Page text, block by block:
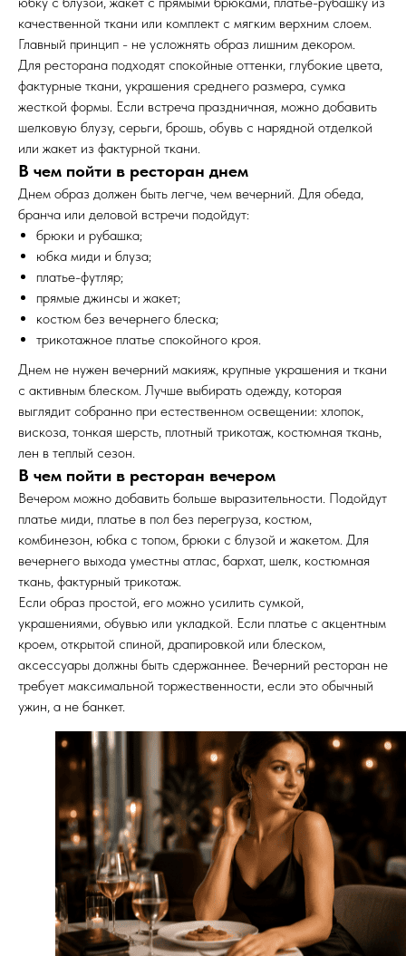
качественной ткани или комплект с мягким верхним слоем.
Главный принцип - не усложнять образ лишним декором.
Для ресторана подходят спокойные оттенки, глубокие цвета,
фактурные ткани, украшения среднего размера, сумка
жесткой формы. Если встреча праздничная, можно добавить
шелковую блузу, серьги, брошь, обувь с нарядной отделкой
или жакет из фактурной ткани.
В чем пойти в ресторан днем
Днем образ должен быть легче, чем вечерний. Для обеда,
бранча или деловой встречи подойдут:
брюки и рубашка;
юбка миди и блуза;
платье-футляр;
прямые джинсы и жакет;
костюм без вечернего блеска;
трикотажное платье спокойного кроя.
Днем не нужен вечерний макияж, крупные украшения и ткани
с активным блеском. Лучше выбирать одежду, которая
выглядит собранно при естественном освещении: хлопок,
вискоза, тонкая шерсть, плотный трикотаж, костюмная ткань,
лен в теплый сезон.
В чем пойти в ресторан вечером
Вечером можно добавить больше выразительности. Подойдут
платье миди, платье в пол без перегруза, костюм,
комбинезон, юбка с топом, брюки с блузой и жакетом. Для
вечернего выхода уместны атлас, бархат, шелк, костюмная
ткань, фактурный трикотаж.
Если образ простой, его можно усилить сумкой,
украшениями, обувью или укладкой. Если платье с акцентным
кроем, открытой спиной, драпировкой или блеском,
аксессуары должны быть сдержаннее. Вечерний ресторан не
требует максимальной торжественности, если это обычный
ужин, а не банкет.